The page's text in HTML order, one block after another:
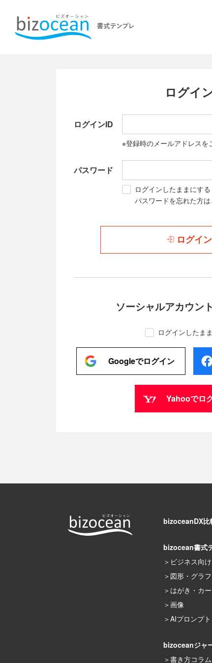
ログイ
ログインID
※登録時のメールアドレスを
パスワード
ログインしたままにする
パスワードを忘れた方は
ログイン
ソーシャルアカウン
ログインしたま
Googleでログイン
Yahooでロ
bizoceanDX比
bizocean書式
ビジネス向け
図形・グラフ
はがき・カ
画像
AIプロンプト
bizoceanジャ
書き方コラム